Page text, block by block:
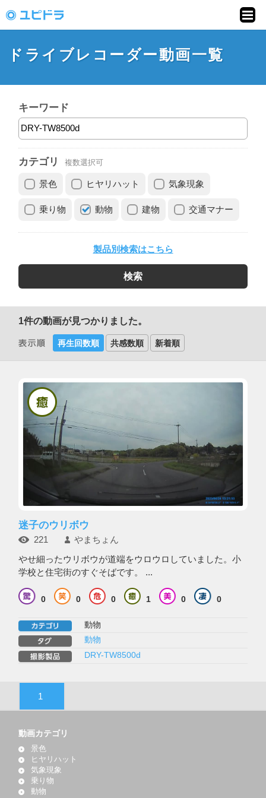
動画投稿サイト「ユ
ピドラ」
ドライブレコーダー動画一覧
キーワード
カテゴリ 複数選択可
景色 ヒヤリハット 気象現象
乗り物 動物 建物 交通マナー
製品別検索はこちら
1件の動画が見つかりました。
再生回数順 共感数順 新着順
迷子のウリボウ
221 やまちょん
やせ細ったウリボウが道端をウロウロしていました。小
学校と住宅街のすぐそばです。 ...
0 0 0 1 0 0
動物
動物
DRY-TW8500d
1
動画カテゴリ
景色
ヒヤリハット
気象現象
乗り物
動物